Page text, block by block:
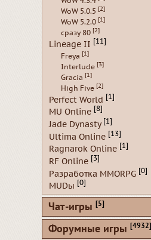
WoW 5.0.5 [2]
WoW 5.2.0 [1]
сразу 80 [2]
Lineage II [11]
Freya [1]
Interlude [3]
Gracia [1]
High Five [2]
Perfect World [1]
MU Online [8]
Jade Dynasty [1]
Ultima Online [13]
Ragnarok Online [1]
RF Online [3]
Разработка MMORPG [0]
MUDы [0]
Чат-игры [5]
Форумные игры [4932]